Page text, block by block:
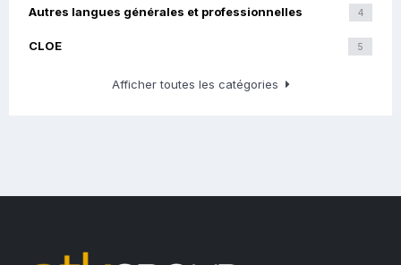
4
Autres langues générales et professionnelles
5
CLOE
Afficher toutes les catégories